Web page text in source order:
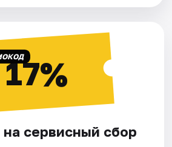
17%
на сервисный сбор